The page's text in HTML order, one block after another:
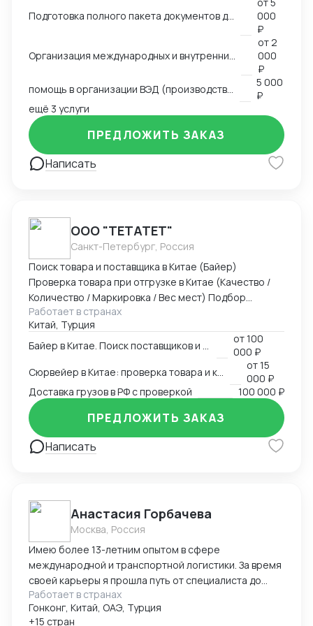
таможенного оформления, оптовые продажи всё
делал сам), работал с логистическими компаниями,
общался с поставщиками, прорабатывали различные
схемы доставки (очень сложные включая мед
сейчас в основном работаю с Китаем и Турцией.
Возил различные группы товаров. Участвую в
различных семинарах и выставках.
Подготовка полного пакета документов для экспортно-импортных поставок
000
₽
Организация международных и внутренних перевозок всеми видами транспорта
от2
000
₽
5 000
₽
ещё 3 услуги
Написать
ПРЕДЛОЖИТЬ ЗАКАЗ
ООО "ТЕТАТЕТ"
Санкт-Петербург, Россия
Поиск товара и поставщика в Китае (Байер)
Проверка товара при отгрузке в Китае (Качество /
Количество / Маркировка / Вес мест) Подбор
оптимального способа доставки. Маршрут /
Перевозчики / Таможня Работаем официально.
Белый импорт / Документы / ЧЗ
Работает в странах
Китай, Турция
от100
000 ₽
от15
000 ₽
Доставка грузов в РФ с проверкой
100 000 ₽
Написать
ПРЕДЛОЖИТЬ ЗАКАЗ
Анастасия Горбачева
Москва, Россия
Имею более 13-летним опытом в сфере
международной и транспортной логистики. За время
своей карьеры я прошла путь от специалиста до
директора по логистике, успешно управляя
сложными проектами, выводя компании на новые
Работает в странах
Гонконг, Китай, ОАЭ, Турция
+15 стран